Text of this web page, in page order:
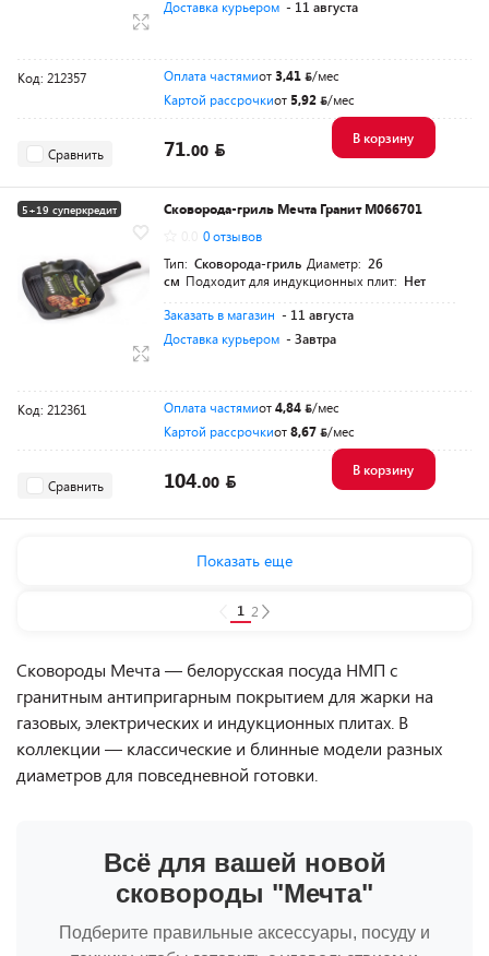
Доставка курьером - 11 августа
Код: 212357 Оплата частямиот3,41
/мес
Картой рассрочкиот 5,92 /мес
Сравнить 71.00
В корзину
5+19 суперкредит
Сковорода-гриль Мечта Гранит M066701
0 отзывов
Тип: Сковорода-гриль Диаметр: 26
см Подходит для индукционных плит: Нет
Заказать в магазин - 11 августа
Доставка курьером - Завтра
Код: 212361 Оплата частямиот4,84
/мес
Картой рассрочкиот8,67 /мес
Сравнить 104.00
В корзину
Показать еще
1 2
Сковороды Мечта — белорусская посуда НМП с
гранитным антипригарным покрытием для жарки на
газовых, электрических и индукционных плитах. В
коллекции — классические и блинные модели разных
диаметров для повседневной готовки.
Всё для вашей новой
сковороды "Мечта"
Подберите правильные аксессуары, посуду и